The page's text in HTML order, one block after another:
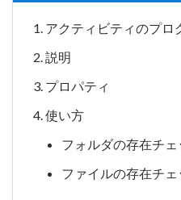
アクティビティのプロ
説明
プロパティ
使い方
フォルダの存在チェ
ファイルの存在チェ